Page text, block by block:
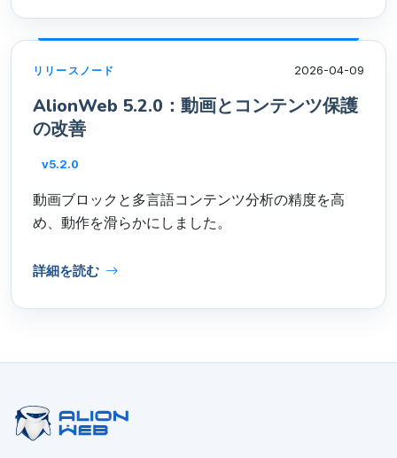
リリースノード 2026-04-09
AlionWeb 5.2.0：動画とコンテンツ保護
の改善
v5.2.0
動画ブロックと多言語コンテンツ分析の精度を高
め、動作を滑らかにしました。
詳細を読む